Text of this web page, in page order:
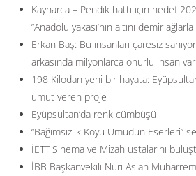
Kaynarca – Pendik hattı için hedef
”Anadolu yakası’nın altını demir
Erkan Baş: Bu insanları çaresiz
arkasında milyonlarca onurlu insan
198 Kilodan yeni bir hayata:
umut veren proje
Eyüpsultan’da renk cümbüşü
“Bağımsızlık Köyü Umudun Eserleri”
İETT Sinema ve Mizah ustalarını
İBB Başkanvekili Nuri Aslan